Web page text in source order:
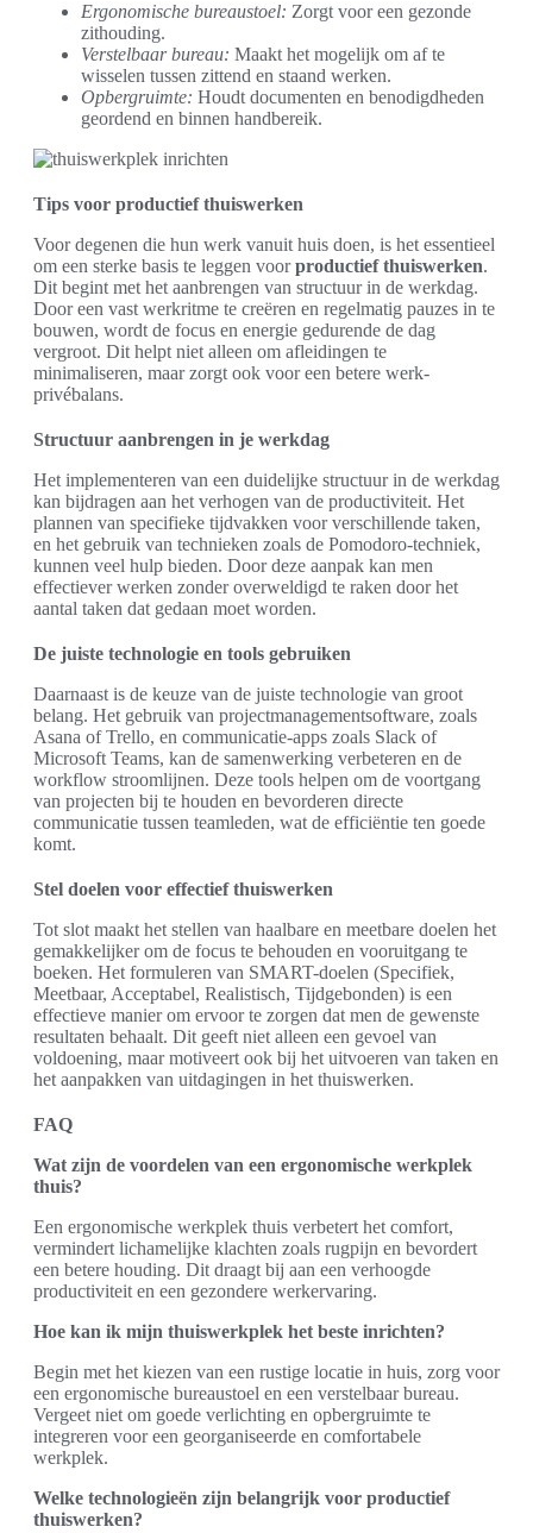
Ergonomische bureaustoel: Zorgt voor een gezonde
zithouding.
Verstelbaar bureau: Maakt het mogelijk om af te
wisselen tussen zittend en staand werken.
Opbergruimte: Houdt documenten en benodigdheden
geordend en binnen handbereik.
Tips voor productief thuiswerken
Voor degenen die hun werk vanuit huis doen, is het essentieel
om een sterke basis te leggen voorproductief thuiswerken.
Dit begint met het aanbrengen van structuur in de werkdag.
Door een vast werkritme te creëren en regelmatig pauzes in te
bouwen, wordt de focus en energie gedurende de dag
vergroot. Dit helpt niet alleen om afleidingen te
minimaliseren, maar zorgt ook voor een betere werk-
privébalans.
Structuur aanbrengen in je werkdag
Het implementeren van een duidelijke structuur in de werkdag
kan bijdragen aan het verhogen van de productiviteit. Het
plannen van specifieke tijdvakken voor verschillende taken,
en het gebruik van technieken zoals de Pomodoro-techniek,
kunnen veel hulp bieden. Door deze aanpak kan men
effectiever werken zonder overweldigd te raken door het
aantal taken dat gedaan moet worden.
De juiste technologie en tools gebruiken
Daarnaast is de keuze van de juiste technologie van groot
belang. Het gebruik van projectmanagementsoftware, zoals
Asana of Trello, en communicatie-apps zoals Slack of
Microsoft Teams, kan de samenwerking verbeteren en de
workflow stroomlijnen. Deze tools helpen om de voortgang
van projecten bij te houden en bevorderen directe
communicatie tussen teamleden, wat de efficiëntie ten goede
komt.
Stel doelen voor effectief thuiswerken
Tot slot maakt het stellen van haalbare en meetbare doelen het
gemakkelijker om de focus te behouden en vooruitgang te
boeken. Het formuleren van SMART-doelen (Specifiek,
Meetbaar, Acceptabel, Realistisch, Tijdgebonden) is een
effectieve manier om ervoor te zorgen dat men de gewenste
resultaten behaalt. Dit geeft niet alleen een gevoel van
voldoening, maar motiveert ook bij het uitvoeren van taken en
het aanpakken van uitdagingen in het thuiswerken.
FAQ
Wat zijn de voordelen van een ergonomische werkplek
thuis?
Een ergonomische werkplek thuis verbetert het comfort,
vermindert lichamelijke klachten zoals rugpijn en bevordert
een betere houding. Dit draagt bij aan een verhoogde
productiviteit en een gezondere werkervaring.
Hoe kan ik mijn thuiswerkplek het beste inrichten?
Begin met het kiezen van een rustige locatie in huis, zorg voor
een ergonomische bureaustoel en een verstelbaar bureau.
Vergeet niet om goede verlichting en opbergruimte te
integreren voor een georganiseerde en comfortabele
werkplek.
Welke technologieën zijn belangrijk voor productief
thuiswerken?